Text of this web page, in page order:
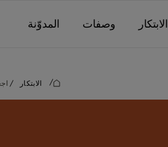
الابتكار وصفات المدوّنة
/ الابتكار /